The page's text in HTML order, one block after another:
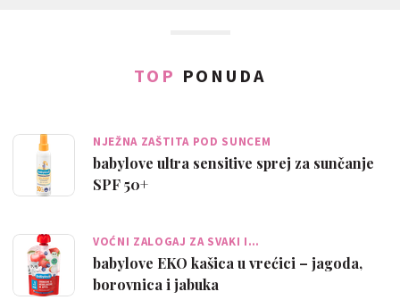
TOP PONUDA
NJEŽNA ZAŠTITA POD SUNCEM
babylove ultra sensitive sprej za sunčanje
SPF 50+
VOĆNI ZALOGAJ ZA SVAKI I…
babylove EKO kašica u vrećici – jagoda,
borovnica i jabuka